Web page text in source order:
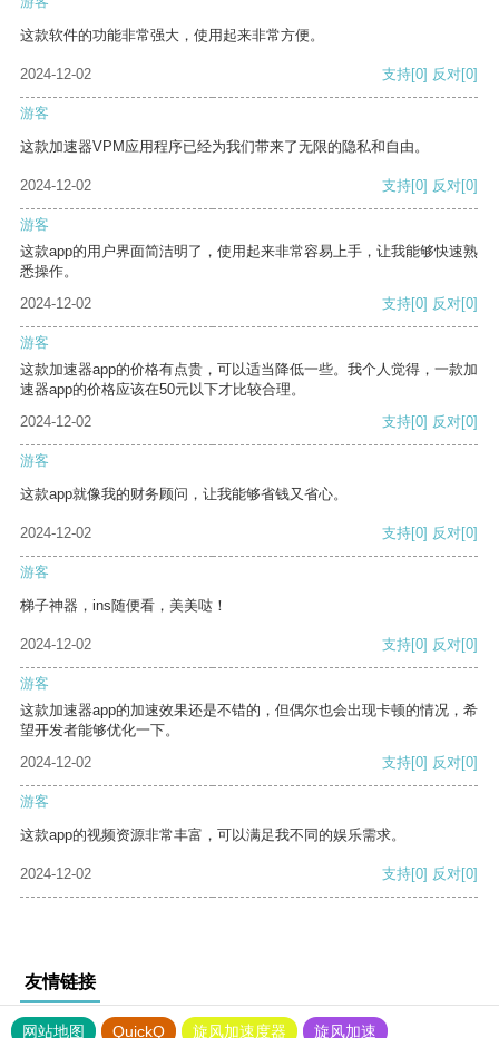
这款软件的功能非常强大，使用起来非常方便。
2024-12-02 支持[0] 反对[0]
游客
这款加速器VPM应用程序已经为我们带来了无限的隐私和自由。
2024-12-02 支持[0] 反对[0]
游客
这款app的用户界面简洁明了，使用起来非常容易上手，让我能够快速熟
悉操作。
2024-12-02
支持[0] 反对[0]
游客
这款加速器app的价格有点贵，可以适当降低一些。我个人觉得，一款加
速器app的价格应该在50元以下才比较合理。
2024-12-02
支持[0] 反对[0]
游客
这款app就像我的财务顾问，让我能够省钱又省心。
2024-12-02 支持[0] 反对[0]
游客
梯子神器，ins随便看，美美哒！
2024-12-02 支持[0] 反对[0]
游客
这款加速器app的加速效果还是不错的，但偶尔也会出现卡顿的情况，希
望开发者能够优化一下。
2024-12-02
支持[0] 反对[0]
游客
这款app的视频资源非常丰富，可以满足我不同的娱乐需求。
2024-12-02 支持[0] 反对[0]
友情链接
网站地图 QuickQ 旋风加速度器 旋风加速